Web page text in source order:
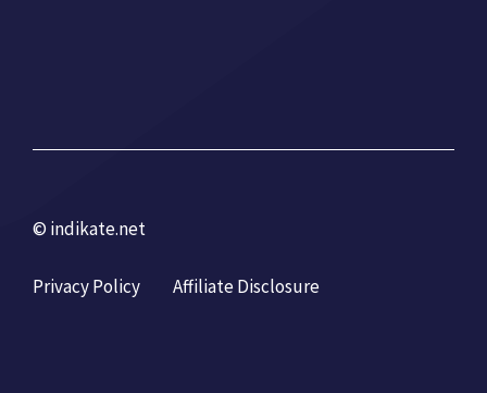
© indikate.net
Privacy Policy Affiliate Disclosure